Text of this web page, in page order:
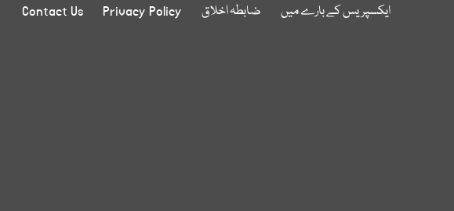
ایکسپریس کے بارے میں ضابطہ اخلاق Privacy Policy
Contact Us